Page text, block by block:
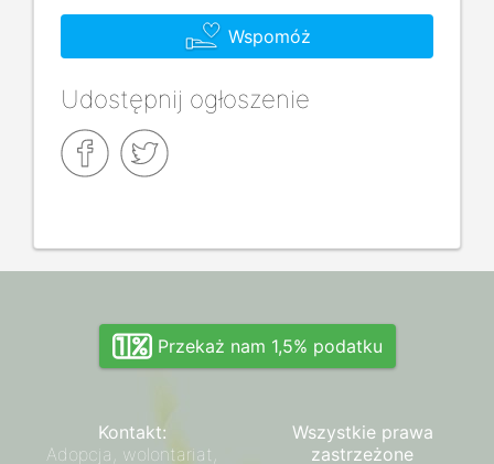
Wspomóż
Udostępnij ogłoszenie
Przekaż nam 1,5% podatku
Kontakt:
Adopcja, wolontariat,
Wszystkie prawa
zastrzeżone